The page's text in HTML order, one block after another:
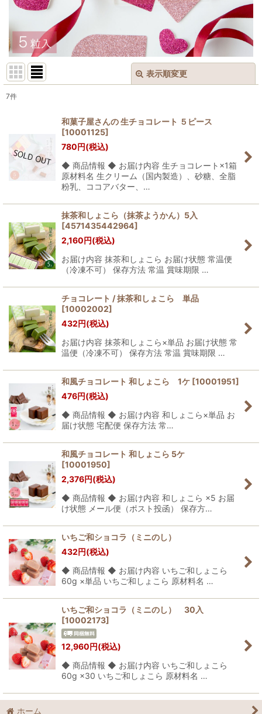
表示順変更
表示数
並び順:
絞り込む
7件
和菓子屋さんの 生チョコレート ５ピース
[10001125]
780円(税込)
◆ 商品情報 ◆ お届け内容 生チョコレート×1箱
原材料名 生クリーム（国内製造）、砂糖、全脂
粉乳、ココアバター、…
抹茶和しょこら（抹茶ようかん）5入
[4571435442964]
2,160円(税込)
お届け内容 抹茶和しょこら お届け状態 常温便
（冷凍不可） 保存方法 常温 賞味期限 …
チョコレート / 抹茶和しょこら 単品
[10002002]
432円(税込)
お届け内容 抹茶和しょこら×単品 お届け状態 常
温便（冷凍不可） 保存方法 常温 賞味期限 …
和風チョコレート 和しょこら 1ケ [10001951]
476円(税込)
◆ 商品情報 ◆ お届け内容 和しょこら×単品 お
届け状態 宅配便 保存方法 常…
和風チョコレート 和しょこら 5ケ
[10001950]
2,376円(税込)
◆ 商品情報 ◆ お届け内容 和しょこら ×5 お届
け状態 メール便（ポスト投函） 保存方…
いちご和ショコラ（ミニのし）
432円(税込)
◆ 商品情報 ◆ お届け内容 いちご和しょこら
60g ×単品 いちご和しょこら 原材料名 …
いちご和ショコラ（ミニのし） 30入
[10002173]
12,960円(税込)
◆ 商品情報 ◆ お届け内容 いちご和しょこら
60g ×30 いちご和しょこら 原材料名 …
ホーム